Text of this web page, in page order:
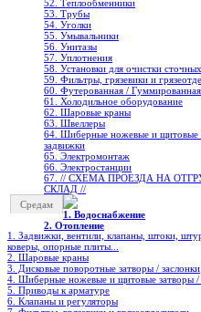
52. Теплообменники
53. Трубы
54. Уголки
55. Умывальники
56. Унитазы
57. Уплотнения
58. Установки для очистки
59. Фильтры, грязевики и
60. Футерованная /
61. Холодильное oборудование
62. Шаровые краны
63. Швеллеры
64. Шиберные ножевые и щитовые
задвижки
65. Электромонтаж
66. Электростанции
67. // СХЕМА ПРОЕЗДА НА
СКЛАД //
Средам
1. Водоснабжение
2. Отопление
1. Задвижки, вентили, клапаны, штоки,
коверы, опорные плиты...
2. Шаровые краны
3. Дисковые поворотные затворы / заслонки
4. Шиберные ножевые и щитовые затворы /
5. Приводы к арматуре
6. Клапаны и регуляторы